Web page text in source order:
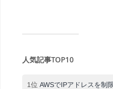
人気記事TOP10
1位 AWSでIPアドレスを制